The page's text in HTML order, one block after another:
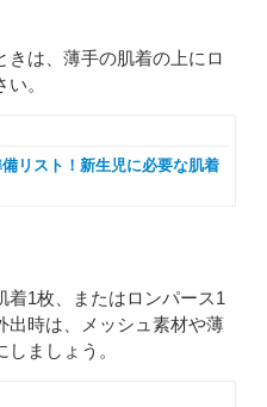
きは、薄手の肌着の上にロ
。
リスト！新生児に必要な肌着
着1枚、またはロンパース1
出時は、メッシュ素材や薄
ましょう。